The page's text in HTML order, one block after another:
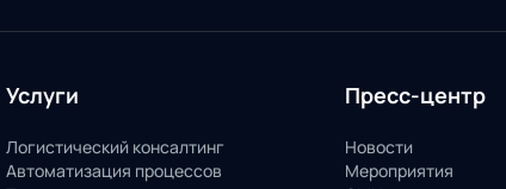
Услуги
Логистический консалтинг
Автоматизация процессов
Пресс-центр
Новости
Мероприятия